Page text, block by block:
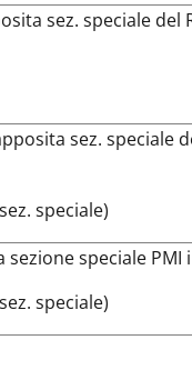
sez. speciale del
sez. speciale
speciale)
speciale PMI
speciale)